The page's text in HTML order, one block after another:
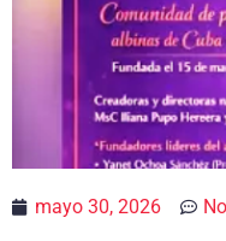
mayo 30, 2026